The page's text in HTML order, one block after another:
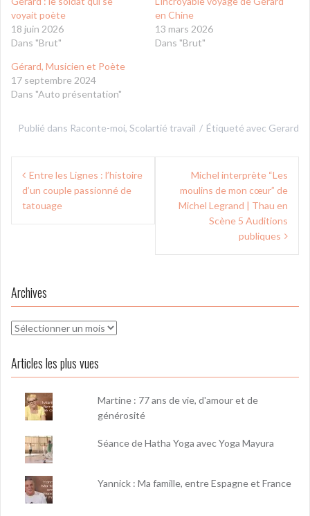
voyait poète
18 juin 2026
Dans "Brut"
en Chine
13 mars 2026
Dans "Brut"
Gérard, Musicien et Poète
17 septembre 2024
Dans "Auto présentation"
Publié dans Raconte-moi, Scolartié travail Étiqueté avec Gerard
Navigation
de
l’article
Entre les Lignes : l’histoire
d’un couple passionné de
tatouage
Michel interprète “Les
moulins de mon cœur” de
Michel Legrand | Thau en
Scène 5 Auditions
publiques
Archives
Archives
Articles les plus vues
Martine : 77 ans de vie, d'amour et de
générosité
Séance de Hatha Yoga avec Yoga Mayura
Yannick : Ma famille, entre Espagne et France